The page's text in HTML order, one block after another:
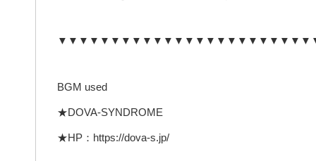
BGM used
★DOVA-SYNDROME
★HP：https://dova-s.jp/